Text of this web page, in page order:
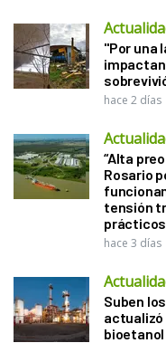
"Por una
hace 2 días
“Alta
Rosario
tensión
prácticos
hace 3 días
Suben
actualizó
bioetanol